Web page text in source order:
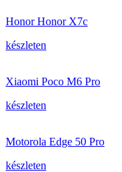
Honor Honor X7c
készleten
Xiaomi Poco M6 Pro
készleten
Motorola Edge 50 Pro
készleten